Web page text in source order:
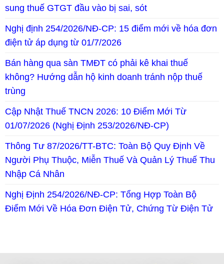
sung thuế GTGT đầu vào bị sai, sót
Nghị định 254/2026/NĐ-CP: 15 điểm mới về hóa đơn
điện tử áp dụng từ 01/7/2026
Bán hàng qua sàn TMĐT có phải kê khai thuế
không? Hướng dẫn hộ kinh doanh tránh nộp thuế
trùng
Cập Nhật Thuế TNCN 2026: 10 Điểm Mới Từ
01/07/2026 (Nghị Định 253/2026/NĐ-CP)
Thông Tư 87/2026/TT-BTC: Toàn Bộ Quy Định Về
Người Phụ Thuộc, Miễn Thuế Và Quản Lý Thuế Thu
Nhập Cá Nhân
Nghị Định 254/2026/NĐ-CP: Tổng Hợp Toàn Bộ
Điểm Mới Về Hóa Đơn Điện Tử, Chứng Từ Điện Tử